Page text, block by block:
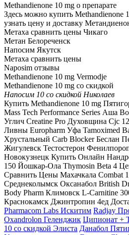
Methandienone 10 mg о препарате
Здесь можно купить Methandienone
узнать цену и доставку
Метаха сравнить цены Чикаго
Метан Белореченск
Напосим Якутск
Метаха сравнить цены
Naposim отзывы
Methandienone 10 mg Vermodje
Methandienone 10 mg со скидкой
Напосим 10 со скидкой Николаев
Купить Methandienone 10 mg
Mass Tech Performance Series Аша
Углич Creatine Pro Духовщина Cjc
Ливны Europharm Уфа Tamoximed
Хрустальный Carb Blocker Беслан
Жигулевск Тестостерон
Новокузнецк Купить Онлайн
150 Йошкар-Ола Thymosin Beta 4
Сравнить Цены Махачкала Combat
Среднеколымск Оксанабол British
Body Pharm Климовск L-Carnitine
Краснокамск Джинтропин 4ед
Pharmacom Labs Искитим Radjay
Oxandrolon Геленджик Ципионат +
10 со скидкой Элиста Данабол